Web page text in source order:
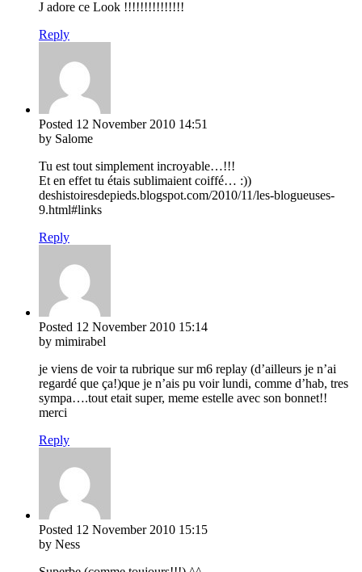
J adore ce Look !!!!!!!!!!!!!!!
Reply
Posted 12 November 2010 14:51
by Salome
Tu est tout simplement incroyable…!!!
Et en effet tu étais sublimaient coiffé… :))
deshistoiresdepieds.blogspot.com/2010/11/les-blogueuses-
9.html#links
Reply
Posted 12 November 2010 15:14
by mimirabel
je viens de voir ta rubrique sur m6 replay (d’ailleurs je n’ai
regardé que ça!)que je n’ais pu voir lundi, comme d’hab, tres
sympa….tout etait super, meme estelle avec son bonnet!!
merci
Reply
Posted 12 November 2010 15:15
by Ness